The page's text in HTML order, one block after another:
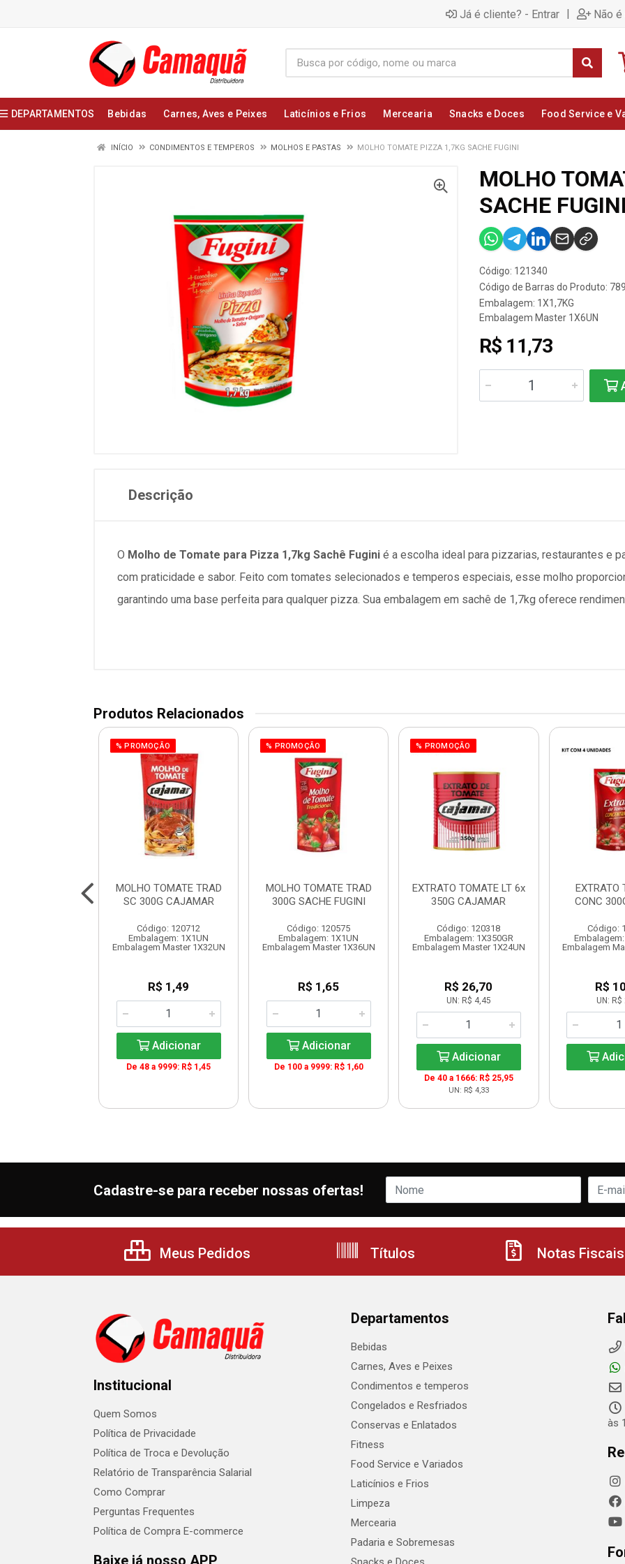
Já é cliente? - Entrar | Não
DEPARTAMENTOS Bebidas Carnes, Aves e Peixes Laticínios e Frios Mercearia Snacks e Doces Food Service e
INÍCIO CONDIMENTOS E TEMPEROS MOLHOS E PASTAS MOLHO TOMATE PIZZA 1,7KG SACHE FUGINI
MOLHO
SACHE FUGINI
Código: 121340
Código de Barras do Produto:
Embalagem: 1X1,7KG
Embalagem Master 1X6UN
R$ 11,73
Descrição
O Molho de Tomate para Pizza 1,7kg Sachê Fugini é a escolha ideal para pizzarias, restaurantes e
com praticidade e sabor. Feito com tomates selecionados e temperos especiais, esse molho
garantindo uma base perfeita para qualquer pizza. Sua embalagem em sachê de 1,7kg oferece
Produtos Relacionados
% PROMOÇÃO
MOLHO TOMATE TRAD
SC 300G CAJAMAR
Código: 120712
Embalagem: 1X1UN
Embalagem Master 1X32UN
R$ 1,49
Adicionar
De 48 a 9999: R$ 1,45
% PROMOÇÃO
MOLHO TOMATE TRAD
300G SACHE FUGINI
Código: 120575
Embalagem: 1X1UN
Embalagem Master 1X36UN
R$ 1,65
Adicionar
De 100 a 9999: R$ 1,60
% PROMOÇÃO
EXTRATO TOMATE LT 6x
350G CAJAMAR
Código: 120318
Embalagem: 1X350GR
Embalagem Master 1X24UN
R$ 26,70
UN: R$ 4,45
Adicionar
De 40 a 1666: R$ 25,95
UN: R$ 4,33
EXTRATO
CONC
Código:
Embalagem
R$
UN: R$
Cadastre-se para receber nossas ofertas!
Meus Pedidos Títulos Notas Fiscais
Institucional
Quem Somos
Política de Privacidade
Política de Troca e Devolução
Relatório de Transparência Salarial
Como Comprar
Perguntas Frequentes
Política de Compra E-commerce
Baixe já nosso APP
Departamentos
Bebidas
Carnes, Aves e Peixes
Condimentos e temperos
Congelados e Resfriados
Conservas e Enlatados
Fitness
Food Service e Variados
Laticínios e Frios
Limpeza
Mercearia
Padaria e Sobremesas
às